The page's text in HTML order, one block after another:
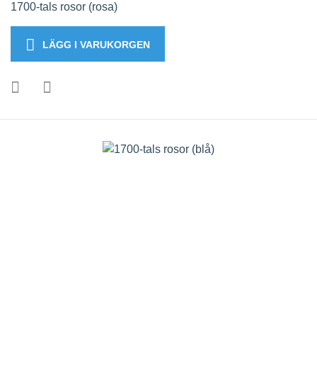
1700-tals rosor (rosa)
LÄGG I VARUKORGEN